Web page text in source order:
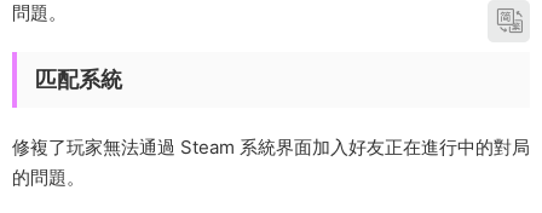
問題。
匹配系統
修複了玩家無法通過 Steam 系統界面加入好友正在進行中的對局
的問題。